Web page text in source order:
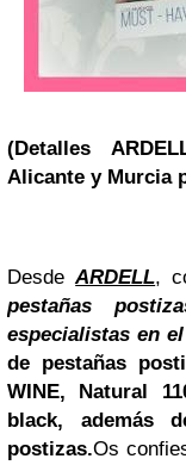
(Detalles
Alicante y Murcia
DesdeARDELL,
pestañas
especialistas en
de pestañas
WINE, Natural
black, además
postizas.Os